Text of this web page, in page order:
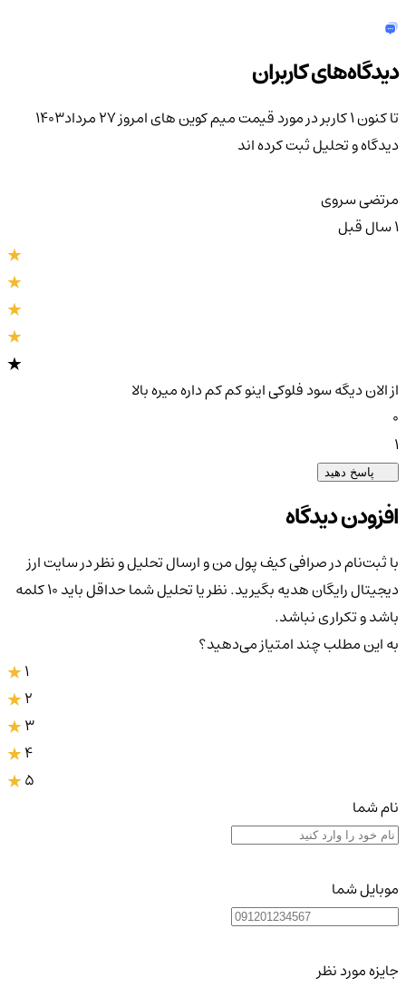
دیدگاه‌های کاربران
تا کنون 1 کاربر در مورد
قیمت میم کوین های امروز 27 مرداد1403
دیدگاه و تحلیل ثبت کرده اند
مرتضی سروی
از الان دیگه سود فلوکی اینو کم کم داره میره بالا
پاسخ دهید
افزودن دیدگاه
با ثبت‌نام در صرافی کیف پول من و ارسال تحلیل و نظر در سایت ارز
دیجیتال رایگان هدیه بگیرید. نظر یا تحلیل شما حداقل باید ۱۰ کلمه
باشد و تکراری نباشد.
به این مطلب چند امتیاز می‌دهید؟
3
4
5
نام شما
موبایل شما
جایزه مورد نظر